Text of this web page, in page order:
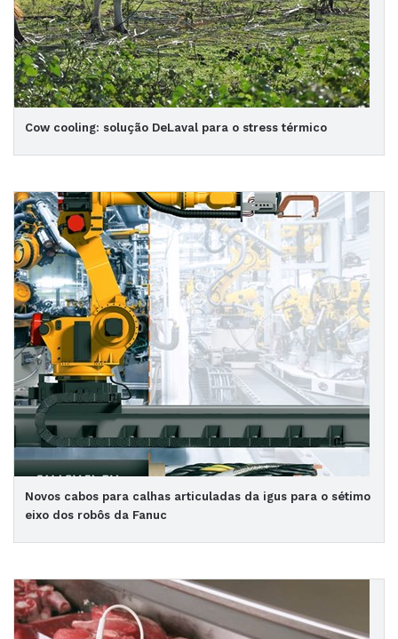
Cow cooling: solução DeLaval para o stress térmico
Novos cabos para calhas articuladas da igus para o sétimo
eixo dos robôs da Fanuc